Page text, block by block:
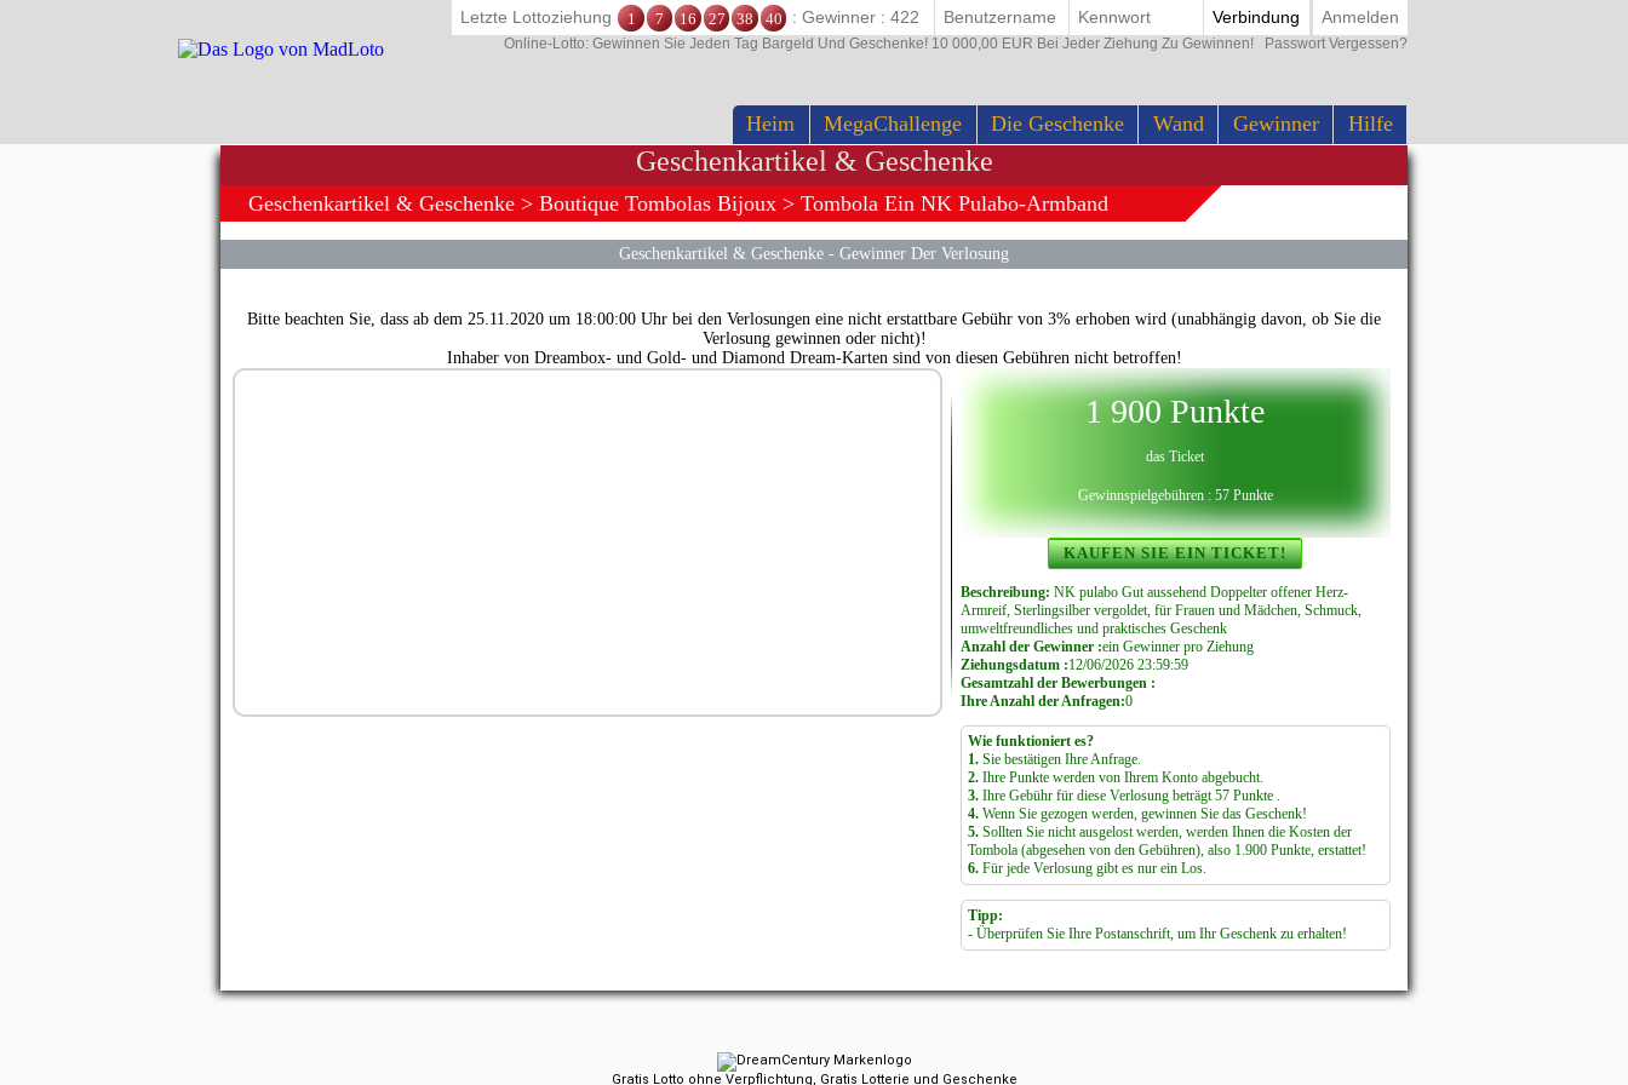
Heim MegaChallenge Die Geschenke Wand Gewinner Hilfe
Letzte Lottoziehung 1 7 16 27 38 40 : Gewinner : 422 Verbindung Anmelden
Online-Lotto: Gewinnen Sie Jeden Tag Bargeld Und Geschenke! 10 000,00 EUR Bei Jeder Ziehung Zu Gewinnen! Passwort Vergessen?
Geschenkartikel & Geschenke
Geschenkartikel & Geschenke > Boutique Tombolas Bijoux > Tombola Ein NK Pulabo-Armband
Geschenkartikel & Geschenke - Gewinner Der Verlosung
Bitte beachten Sie, dass ab dem 25.11.2020 um 18:00:00 Uhr bei den Verlosungen eine nicht erstattbare Gebühr von 3% erhoben wird (unabhängig davon, ob Sie die
Verlosung gewinnen oder nicht)!
Inhaber von Dreambox- und Gold- und Diamond Dream-Karten sind von diesen Gebühren nicht betroffen!
1 900 Punkte
das Ticket
Gewinnspielgebühren : 57 Punkte
KAUFEN SIE EIN TICKET!
Beschreibung: NK pulabo Gut aussehend Doppelter offener Herz-
Armreif, Sterlingsilber vergoldet, für Frauen und Mädchen, Schmuck,
umweltfreundliches und praktisches Geschenk
Anzahl der Gewinner :ein Gewinner pro Ziehung
Ziehungsdatum :12/06/2026 23:59:59
Gesamtzahl der Bewerbungen :
Ihre Anzahl der Anfragen:0
Wie funktioniert es?
1.Sie bestätigen Ihre Anfrage.
2.Ihre Punkte werden von Ihrem Konto abgebucht.
3.Ihre Gebühr für diese Verlosung beträgt 57 Punkte .
4.Wenn Sie gezogen werden, gewinnen Sie das Geschenk!
5.Sollten Sie nicht ausgelost werden, werden Ihnen die Kosten der
Tombola (abgesehen von den Gebühren), also 1.900 Punkte, erstattet!
6.Für jede Verlosung gibt es nur ein Los.
Tipp:
- Überprüfen Sie Ihre Postanschrift, um Ihr Geschenk zu erhalten!
Gratis Lotto ohne Verpflichtung, Gratis Lotterie und Geschenke